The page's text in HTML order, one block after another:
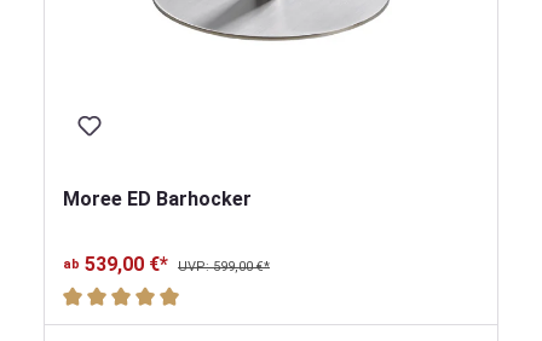
Moree ED Barhocker
ab 539,00 €* UVP: 599,00 €*
Durchschnittliche Bewertung von 5 von 5 Sternen